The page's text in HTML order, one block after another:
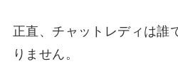
正直、チャットレディは誰
りません。